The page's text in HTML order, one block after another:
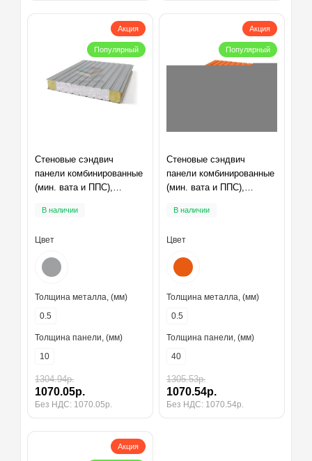
Акция
Популярный
Стеновые сэндвич
панели комбинированные
(мин. вата и ППС),
толщина 10 мм, RAL7004
В наличии
Цвет
Толщина металла, (мм)
0.5
Толщина панели, (мм)
10
1304.94р.
1070.05р.
Без НДС: 1070.05р.
Акция
Популярный
Стеновые сэндвич
панели комбинированные
(мин. вата и ППС),
толщина 40 мм, RAL2004
В наличии
Цвет
Толщина металла, (мм)
0.5
Толщина панели, (мм)
40
1305.53р.
1070.54р.
Без НДС: 1070.54р.
Акция